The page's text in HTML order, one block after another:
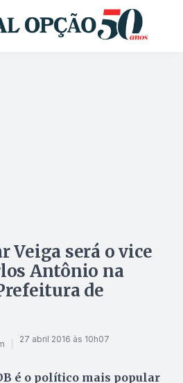
Veiga será o vice
Antônio na
de
27 abril 2016 às 10h07
é o político mais popular